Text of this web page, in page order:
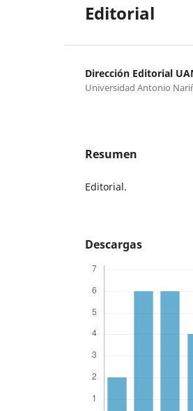
Editorial
Dirección Editorial
Universidad Antonio
Resumen
Editorial.
Descargas